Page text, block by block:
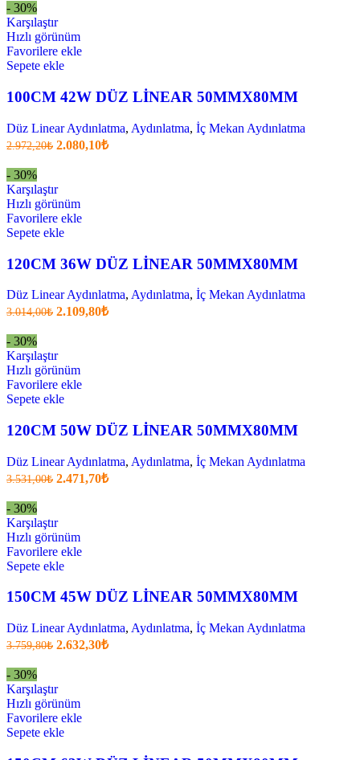
- 30%
Karşılaştır
Hızlı görünüm
Favorilere ekle
Sepete ekle
100CM 42W DÜZ LİNEAR 50MMX80MM
Düz Linear Aydınlatma, Aydınlatma, İç Mekan Aydınlatma
2.972,20₺ Orijinal
2.080,10₺Şu
- 30%
Karşılaştır
Hızlı görünüm
Favorilere ekle
Sepete ekle
120CM 36W DÜZ LİNEAR 50MMX80MM
Düz Linear Aydınlatma, Aydınlatma, İç Mekan Aydınlatma
3.014,00₺ Orijinal
2.109,80₺Şu
- 30%
Karşılaştır
Hızlı görünüm
Favorilere ekle
Sepete ekle
120CM 50W DÜZ LİNEAR 50MMX80MM
Düz Linear Aydınlatma, Aydınlatma, İç Mekan Aydınlatma
3.531,00₺ Orijinal
2.471,70₺Şu
- 30%
Karşılaştır
Hızlı görünüm
Favorilere ekle
Sepete ekle
150CM 45W DÜZ LİNEAR 50MMX80MM
Düz Linear Aydınlatma, Aydınlatma, İç Mekan Aydınlatma
3.759,80₺ Orijinal
2.632,30₺Şu
- 30%
Karşılaştır
Hızlı görünüm
Favorilere ekle
Sepete ekle